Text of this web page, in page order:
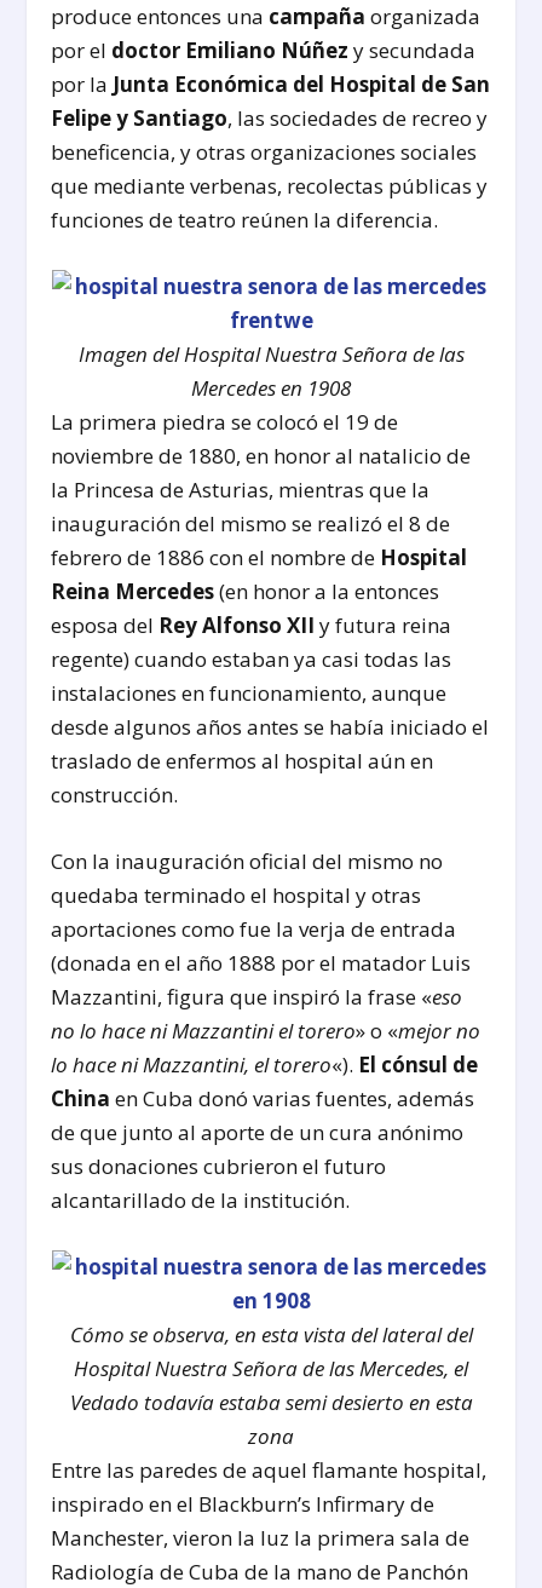
produce entonces una campañaorganizada
por el doctor Emiliano Núñez y secundada
por la Junta Económica del Hospital de San
Felipe y Santiago, las sociedades de recreo y
beneficencia, y otras organizaciones sociales
que mediante verbenas, recolectas públicas y
funciones de teatro reúnen la diferencia.
Imagen del Hospital Nuestra Señora de las
Mercedes en 1908
La primera piedra se colocó el 19 de
noviembre de 1880, en honor al natalicio de
la Princesa de Asturias, mientras que la
inauguración del mismo se realizó el 8 de
febrero de 1886 con el nombre de Hospital
Reina Mercedes(en honor a la entonces
esposa del Rey Alfonso XII y futura reina
regente) cuando estaban ya casi todas las
instalaciones en funcionamiento, aunque
desde algunos años antes se había iniciado el
traslado de enfermos al hospital aún en
construcción.
Con la inauguración oficial del mismo no
quedaba terminado el hospital y otras
aportaciones como fue la verja de entrada
(donada en el año 1888 por el matador Luis
Mazzantini, figura que inspiró la frase «eso
no lo hace ni Mazzantini el torero» o «mejor no
lo hace ni Mazzantini, el torero«). El cónsul de
China en Cuba donó varias fuentes, además
de que junto al aporte de un cura anónimo
sus donaciones cubrieron el futuro
alcantarillado de la institución.
Cómo se observa, en esta vista del lateral del
Hospital Nuestra Señora de las Mercedes, el
Vedado todavía estaba semi desierto en esta
zona
Entre las paredes de aquel flamante hospital,
inspirado en el Blackburn’s Infirmary de
Manchester, vieron la luz la primera sala de
Radiología de Cuba de la mano de Panchón